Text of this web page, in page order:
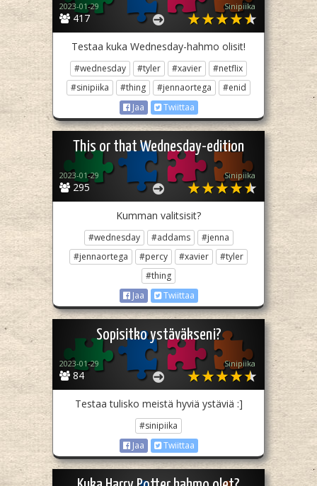
417
2023-01-29 Sinipiika
Testaa kuka Wednesday-hahmo olisit!
#wednesday #tyler #xavier
#netflix
#sinipiika
#thing #jennaortega
#enid
Jaa
Twiittaa
This or that Wednesday-edition
295
2023-01-29 Sinipiika
Kumman valitsisit?
#wednesday #addams
#jenna
#jennaortega
#percy #xavier
#tyler
#thing
Jaa
Twiittaa
Sopisitko ystäväkseni?
84
2023-01-29 Sinipiika
Testaa tulisko meistä hyviä ystäviä :]
#sinipiika
Jaa
Twiittaa